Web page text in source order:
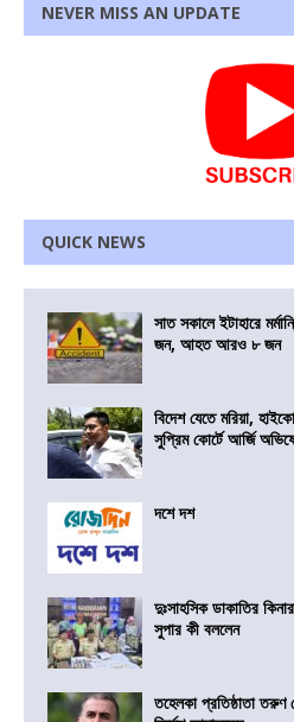
NEVER MISS AN UPDATE
QUICK NEWS
সাত সকালে ইটাহারে
জন, আহত আরও ৮ জন
বিদেশ যেতে মরিয়া,
সুপ্রিম কোর্টে আর্জি
দশে দশ
দুঃসাহসিক ডাকাতির
সুপার কী বললেন
তহেলকা প্রতিষ্ঠাতা তরুণ